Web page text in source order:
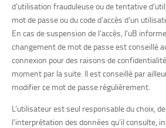
d’utilisation frauduleuse ou de tentative
mot de passe ou du code d’accès d’un
En cas de suspension de l’accès, l’uB
changement de mot de passe est conseillé
connexion pour des raisons de
moment par la suite. Il est conseillé par
modifier ce mot de passe régulièrement.
L’utilisateur est seul responsable du choix,
l’interprétation des données qu’il consulte,